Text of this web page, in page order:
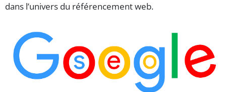
dans l’univers du référencement web.